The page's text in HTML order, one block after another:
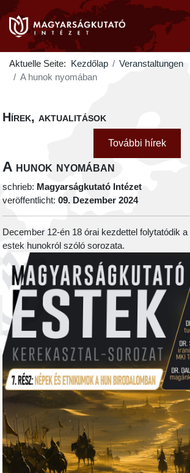
Aktuelle Seite: Kezdőlap
Veranstaltungen
A hunok nyomában
Hírek, aktualitások
További hírek
A hunok nyomában
schrieb: Magyarságkutató Intézet
veröffentlicht:09. Dezember 2024
December 12-én 18 órai kezdettel folytatódik
estek hunokról szóló sorozata.